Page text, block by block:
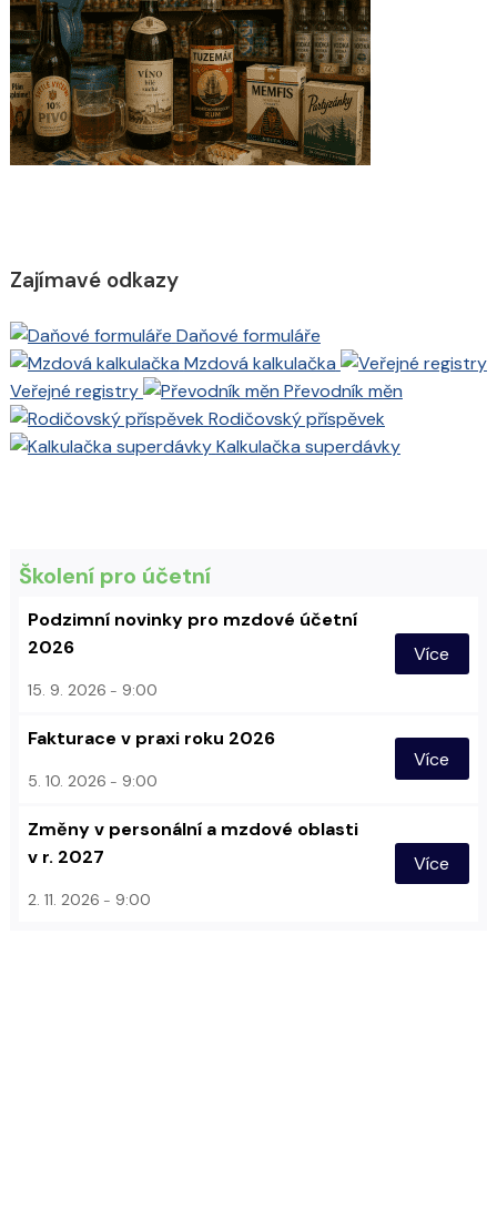
Zajímavé odkazy
Daňové formuláře
Mzdová kalkulačka
Veřejné registry
Převodník měn
Rodičovský příspěvek
Kalkulačka superdávky
Školení pro účetní
Podzimní novinky pro mzdové účetní
2026
15. 9. 2026 9:00
Více
Fakturace v praxi roku 2026
5. 10. 2026 9:00
Více
Změny v personální a mzdové oblasti
v r. 2027
2. 11. 2026 9:00
Více